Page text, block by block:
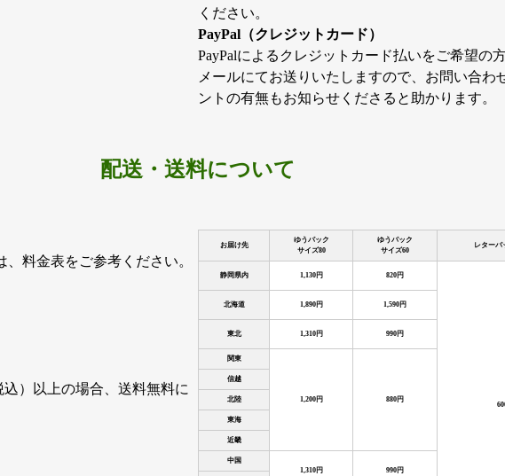
ください。
PayPal（クレジットカード）
PayPalによるクレジットカード払いをご希望の
メールにてお送りいたしますので、お問い合わ
ントの有無もお知らせくださると助かります。
配送・送料について
料金表をご参考ください。
）以上の場合、送料無料に
お届け先
ゆうパック
サイズ80
ゆうパック
サイズ60
レターパ
静岡県内 1,130円 820円
北海道 1,890円 1,590円
東北 1,310円 990円
関東
1,200円 880円
信越
北陸
東海
近畿
中国
1,310円
990円